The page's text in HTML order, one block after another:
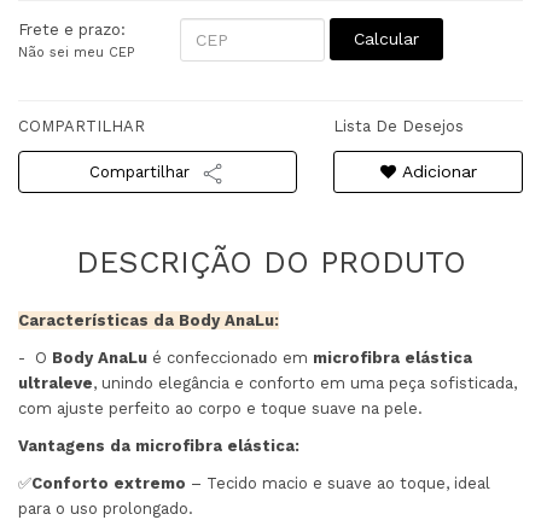
Frete e prazo:
Não sei meu CEP
Calcular
COMPARTILHAR
Compartilhar
Lista De Desejos
Adicionar
Características da Body AnaLu:
- O Body AnaLu é confeccionado em microfibra elástica
ultraleve, unindo elegância e conforto em uma peça sofisticada,
com ajuste perfeito ao corpo e toque suave na pele.
Vantagens da microfibra elástica:
✅Conforto extremo – Tecido macio e suave ao toque, ideal
para o uso prolongado.